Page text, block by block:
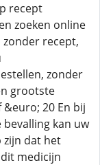
recept
zoeken online
recept,
zonder
grootste
20 En bij
kan uw
zijn dat het
medicijn